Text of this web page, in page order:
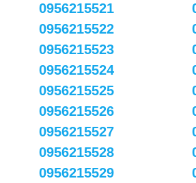
0956215521
0956215522
0956215523
0956215524
0956215525
0956215526
0956215527
0956215528
0956215529